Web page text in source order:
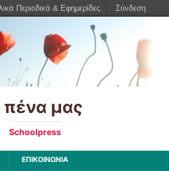
μας
Schoolpress
ΕΠΙΚΟΙΝΩΝΙΑ
Περιοδικά & Εφημερίδες Σύνδεση